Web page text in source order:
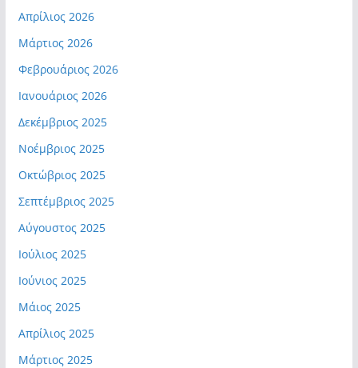
Απρίλιος 2026
Μάρτιος 2026
Φεβρουάριος 2026
Ιανουάριος 2026
Δεκέμβριος 2025
Νοέμβριος 2025
Οκτώβριος 2025
Σεπτέμβριος 2025
Αύγουστος 2025
Ιούλιος 2025
Ιούνιος 2025
Μάιος 2025
Απρίλιος 2025
Μάρτιος 2025